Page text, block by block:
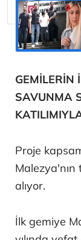
GEMİLERİN
SAVUNMA
Proje
alıyor.
İlk gemiye